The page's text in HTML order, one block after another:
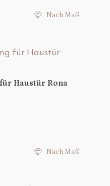
Nach Maß
Haustür Rona
Nach Maß